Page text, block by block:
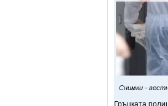
Снимки -
Гръцката